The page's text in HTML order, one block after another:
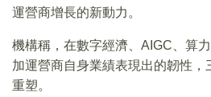
運營商增長的新動力。
機構稱，在數字經濟、AIGC、算
加運營商自身業績表現出的韌性，
重塑。